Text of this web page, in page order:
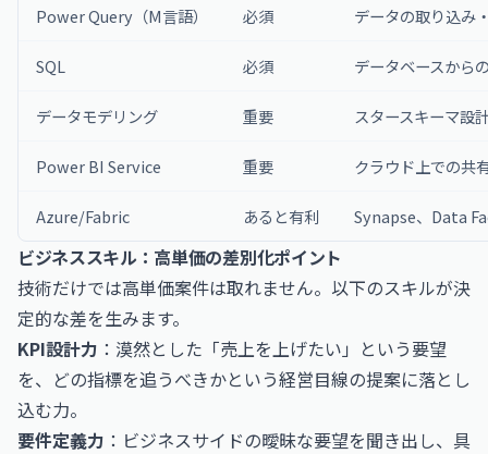
Power Query（M言語） 必須 データの取り込み
SQL 必須 データベースから
データモデリング 重要 スタースキーマ設
Power BI Service 重要 クラウド上での共
Azure/Fabric あると有利 Synapse、Data
ビジネススキル：高単価の差別化ポイント
技術だけでは高単価案件は取れません。以下のスキルが決
定的な差を生みます。
KPI設計力 ：漠然とした「売上を上げたい」という要望
を、どの指標を追うべきかという経営目線の提案に落とし
込む力。
要件定義力 ：ビジネスサイドの曖昧な要望を聞き出し、具